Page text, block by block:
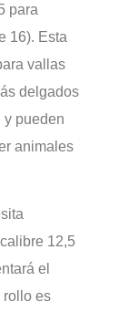
para
16). Esta
vallas
delgados
y pueden
animales
12,5
el
rollo es